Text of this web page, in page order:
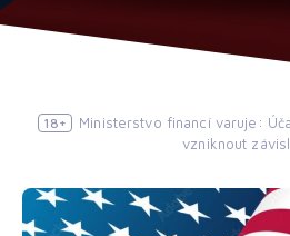
18+
Ministerstvo financí varuje:
vzniknout